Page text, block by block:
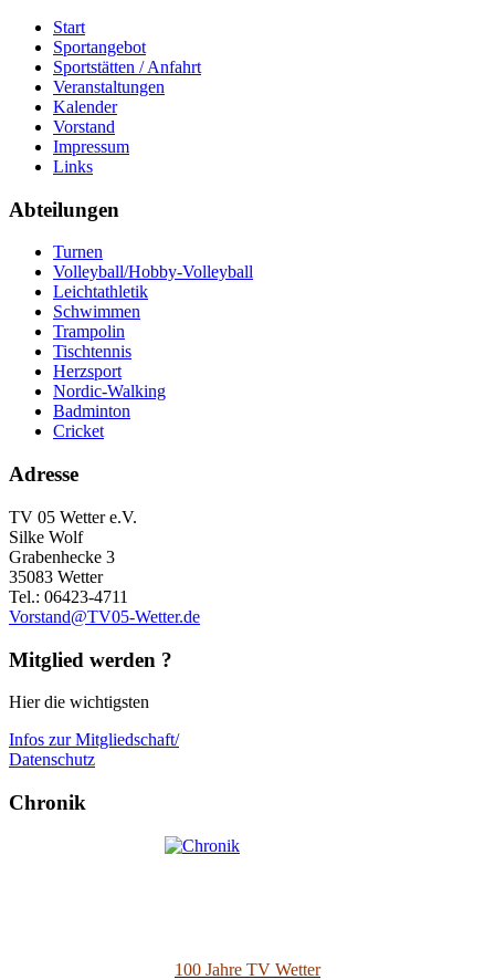
Start
Sportangebot
Sportstätten / Anfahrt
Veranstaltungen
Kalender
Vorstand
Impressum
Links
Abteilungen
Turnen
Volleyball/Hobby-Volleyball
Leichtathletik
Schwimmen
Trampolin
Tischtennis
Herzsport
Nordic-Walking
Badminton
Cricket
Adresse
TV 05 Wetter e.V.
Silke Wolf
Grabenhecke 3
35083 Wetter
Tel.: 06423-4711
Vorstand@TV05-Wetter.de
Mitglied werden ?
Hier die wichtigsten
Infos zur Mitgliedschaft/
Datenschutz
Chronik
100 Jahre TV Wetter